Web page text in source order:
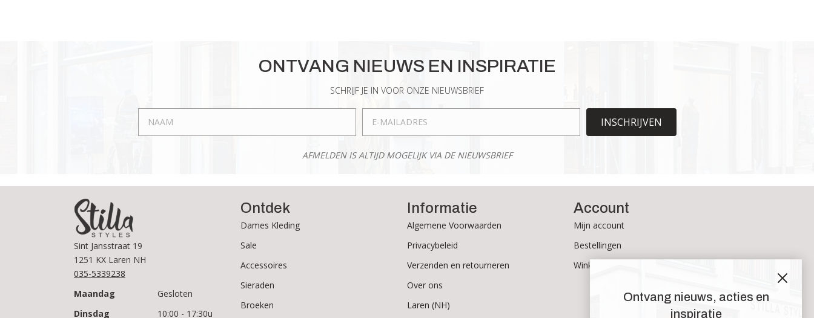
op
optie
kan
gekozen
kan
worden
op
productpagina
de
productpagina
ONTVANG NIEUWS EN INSPIRATIE
SCHRIJF JE IN VOOR ONZE NIEUWSBRIEF
INSCHRIJVEN
AFMELDEN IS ALTIJD MOGELIJK VIA DE NIEUWSBRIEF
Sint Jansstraat 19
1251 KX Laren NH
035-5339238
Maandag
Gesloten
Dinsdag
10:00 - 17:30u
Ontdek
Dames Kleding
Sale
Accessoires
Sieraden
Broeken
Informatie
Algemene Voorwaarden
Privacybeleid
Verzenden en retourneren
Over ons
Laren (NH)
Account
Mijn account
Bestellingen
Winkelmand
Ontvang nieuws, acties en
inspiratie